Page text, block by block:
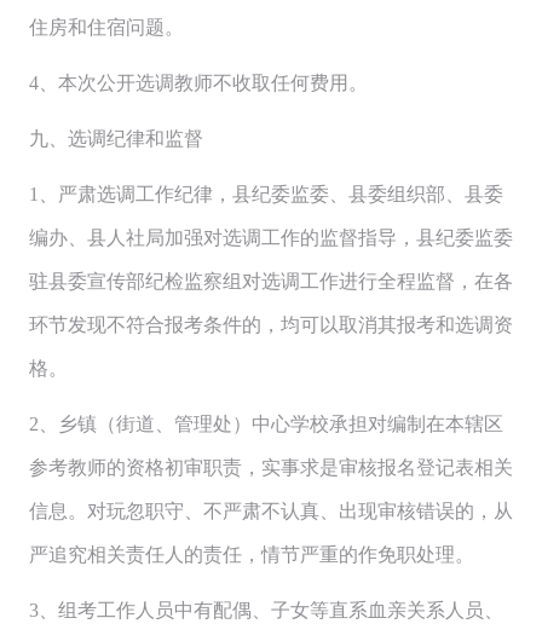
住房和住宿问题。
4、本次公开选调教师不收取任何费用。
九、选调纪律和监督
1、严肃选调工作纪律，县纪委监委、县委组织部、县委
编办、县人社局加强对选调工作的监督指导，县纪委监委
驻县委宣传部纪检监察组对选调工作进行全程监督，在各
环节发现不符合报考条件的，均可以取消其报考和选调资
格。
2、乡镇（街道、管理处）中心学校承担对编制在本辖区
参考教师的资格初审职责，实事求是审核报名登记表相关
信息。对玩忽职守、不严肃不认真、出现审核错误的，从
严追究相关责任人的责任，情节严重的作免职处理。
3、组考工作人员中有配偶、子女等直系血亲关系人员、